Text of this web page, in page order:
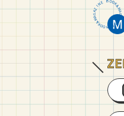
OOK
&M
A
G
A
Z
I
N
E
B
O
O
K
&
M
A
G
A
Z
I
NE